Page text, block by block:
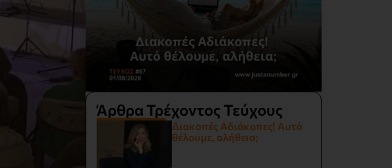
Άρθρα Τρέχοντος Τεύχους
Διακοπές Αδιάκοπες! Αυτό
θέλουμε, αλήθεια;